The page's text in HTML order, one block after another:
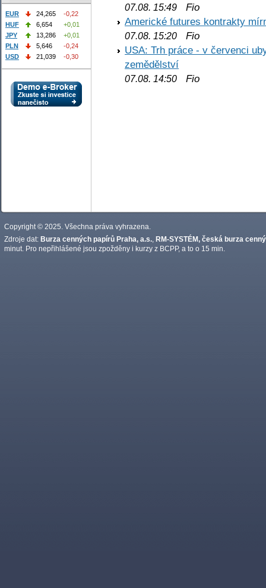
07.08. 15:49 Fio
Americké futures kontrakty
07.08. 15:20 Fio
USA: Trh práce - v červenci
zemědělství
07.08. 14:50 Fio
EUR 24,265
-0,22
HUF
6,654
+0,01
JPY
13,286
+0,01
PLN
5,646
-0,24
USD
21,039 -0,30
Copyright © 2025. Všechna práva vyhrazena.
Zdroje dat: Burza cenných papírů Praha, a.s. RM-SYSTÉM, česká burza
minut. Pro nepřihlášené jsou zpožděny i kurzy z BCPP, a to o 15 min.